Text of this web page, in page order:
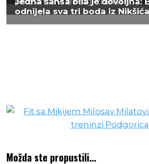
Možda ste propustili…